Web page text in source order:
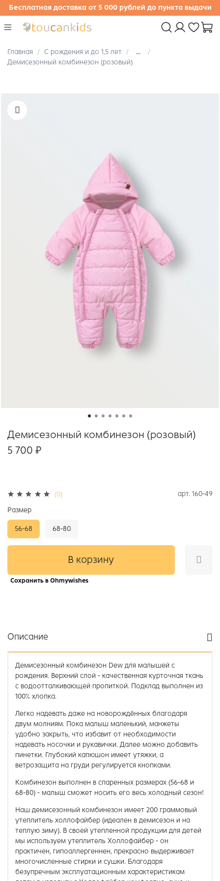
Бесплатная доставка от 5 000 рублей до пункта выдачи
Главная С рождения и до 1,5 лет
...
Демисезонный комбинезон (розовый)
(0) арт. 160-49
Демисезонный комбинезон (розовый)
5 700 ₽
В корзину
Сохранить в Ohmywishes
Размер
56-68 68-80
Описание
Демисезонный комбинезон Dew для малышей с
рождения. Верхний слой - качественная курточная ткань
с водоотталкивающей пропиткой. Подклад выполнен из
100% хлопка.
Легко надевать даже на новорождённых благодаря
двум молниям. Пока малыш маленький, манжеты
удобно закрыть, что избавит от необходимости
надевать носочки и рукавички. Далее можно добавить
пинетки. Глубокий капюшон имеет утяжки, а
ветрозащита на груди регулируется кнопками.
Комбинезон выполнен в спаренных размерах (56-68 и
68-80) - малыш сможет носить его весь холодный сезон!
Наш демисезонный комбинезон имеет 200 граммовый
утеплитель холлофайбер (идеален в демисезон и на
теплую зиму). В своей утепленной продукции для детей
мы используем утеплитель Холлофайбер - он
практичен, гипоаллергеннен, прекрасно выдерживает
многочисленные стирки и сушки. Благодаря
безупречным эксплуатационным характеристикам